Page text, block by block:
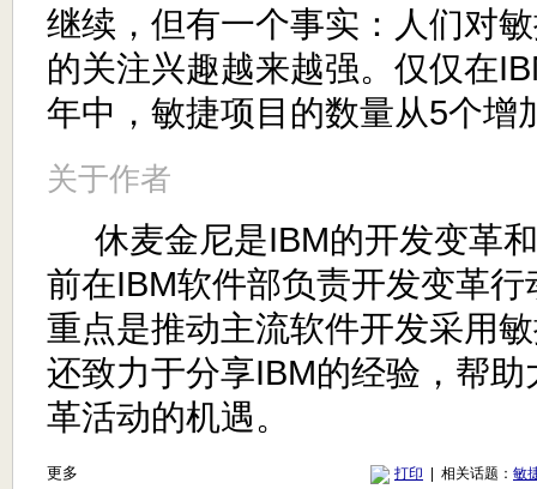
继续，但有一个事实：人们对
的关注兴趣越来越强。仅仅在
年中，敏捷项目的数量从5个增
关于作者
休麦金尼是IBM的开发变革
前在IBM软件部负责开发变革行
重点是推动主流软件开发采用
还致力于分享IBM的经验，帮
革活动的机遇。
更多 打印 | 相关话题： 敏